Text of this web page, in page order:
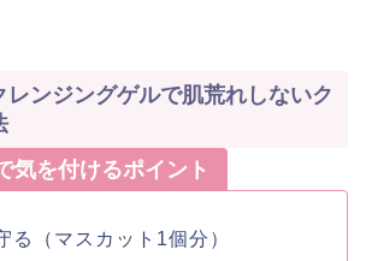
レンジングゲルで肌荒れしないク
気を付けるポイント
る（マスカット1個分）